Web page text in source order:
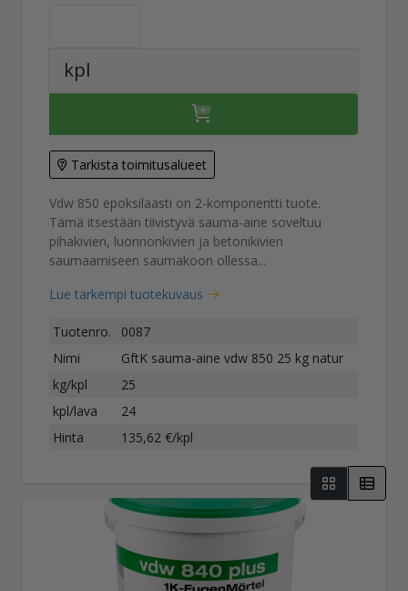
kpl
Tarkista toimitusalueet
Vdw 850 epoksilaasti on 2-komponentti tuote.
Tämä itsestään tiivistyvä sauma-aine soveltuu
pihakivien, luonnonkivien ja betonikivien
saumaamiseen saumakoon ollessa...
Lue tarkempi tuotekuvaus
Tuotenro.
0087
Nimi
GftK sauma-aine vdw 850 25 kg natur
kg/kpl
25
kpl/lava
24
Hinta
135,62 €/kpl